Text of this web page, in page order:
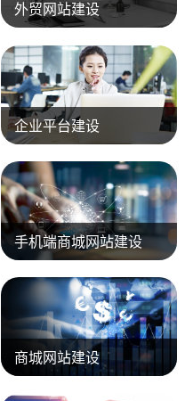
外贸网站建设
企业平台建设
手机端商城网站建设
商城网站建设